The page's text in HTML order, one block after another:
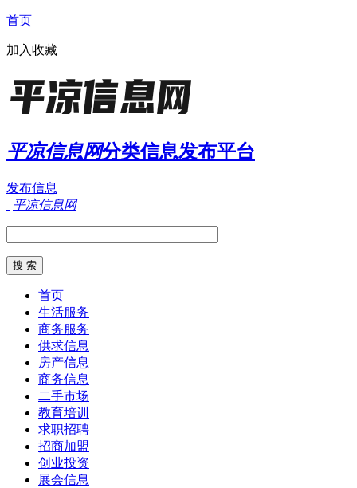
首页
加入收藏
平凉信息网分类信息发布平台
发布信息
平凉信息网
首页
生活服务
商务服务
供求信息
房产信息
商务信息
二手市场
教育培训
求职招聘
招商加盟
创业投资
展会信息